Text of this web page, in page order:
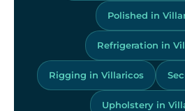
Polished in
Refrigeration in
Rigging in Villaricos
Upholstery in